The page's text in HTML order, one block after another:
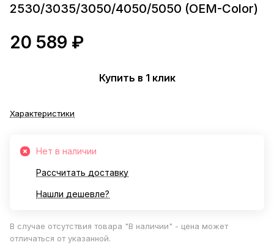
2530/3035/3050/4050/5050 (OEM-Color)
20 589 ₽
Купить в 1 клик
Характеристики
Нет в наличии
Рассчитать доставку
Нашли дешевле?
В случае отсутствия товара "В наличии" - цена может
отличаться от указанной.